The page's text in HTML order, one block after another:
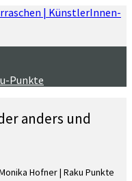
Punkte
anders und